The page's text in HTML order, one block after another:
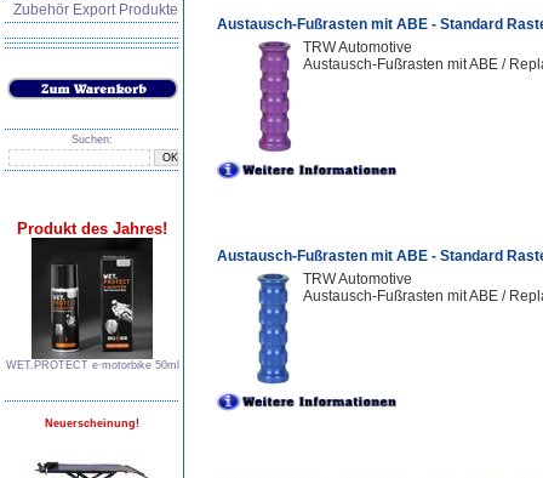
Zubehör Export Produkte
Suchen:
Produkt des Jahres!
WET.PROTECT e∙motorbike 50ml
Neuerscheinung!
Austausch-Fußrasten mit ABE - Standard
TRW Automotive
Austausch-Fußrasten mit ABE /
Austausch-Fußrasten mit ABE - Standard
TRW Automotive
Austausch-Fußrasten mit ABE /